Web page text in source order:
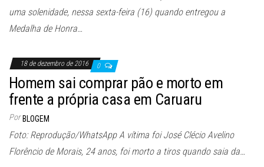
uma solenidade, nessa sexta-feira (16) quando entregou a
Medalha de Honra…
18 de dezembro de 2016 0
Homem sai comprar pão e morto em
frente a própria casa em Caruaru
Por BLOGEM
Foto: Reprodução/WhatsApp A vítima foi José Clécio Avelino
Florêncio de Morais, 24 anos, foi morto a tiros quando saia da…